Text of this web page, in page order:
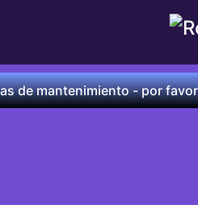
de mantenimiento - por